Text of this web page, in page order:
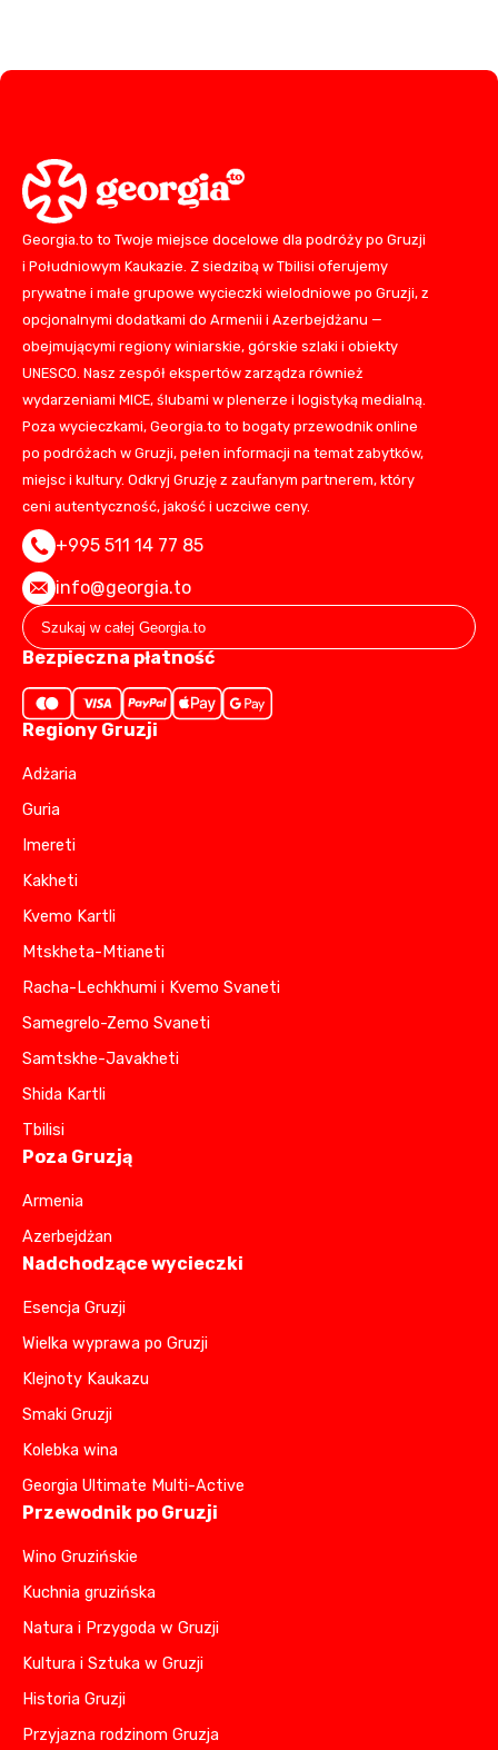
Georgia.to to Twoje miejsce docelowe dla podróży po Gruzji
i Południowym Kaukazie. Z siedzibą w Tbilisi oferujemy
prywatne i małe grupowe wycieczki wielodniowe po Gruzji, z
opcjonalnymi dodatkami do Armenii i Azerbejdżanu —
obejmującymi regiony winiarskie, górskie szlaki i obiekty
UNESCO. Nasz zespół ekspertów zarządza również
wydarzeniami MICE, ślubami w plenerze i logistyką medialną.
Poza wycieczkami, Georgia.to to bogaty przewodnik online
po podróżach w Gruzji, pełen informacji na temat zabytków,
miejsc i kultury. Odkryj Gruzję z zaufanym partnerem, który
ceni autentyczność, jakość i uczciwe ceny.
+995 511 14 77 85
info@georgia.to
Bezpieczna płatność
Regiony Gruzji
Adżaria
Guria
Imereti
Kakheti
Kvemo Kartli
Mtskheta-Mtianeti
Racha-Lechkhumi i Kvemo Svaneti
Samegrelo-Zemo Svaneti
Samtskhe-Javakheti
Shida Kartli
Tbilisi
Poza Gruzją
Armenia
Azerbejdżan
Nadchodzące wycieczki
Esencja Gruzji
Wielka wyprawa po Gruzji
Klejnoty Kaukazu
Smaki Gruzji
Kolebka wina
Georgia Ultimate Multi-Active
Przewodnik po Gruzji
Wino Gruzińskie
Kuchnia gruzińska
Natura i Przygoda w Gruzji
Kultura i Sztuka w Gruzji
Historia Gruzji
Przyjazna rodzinom Gruzja